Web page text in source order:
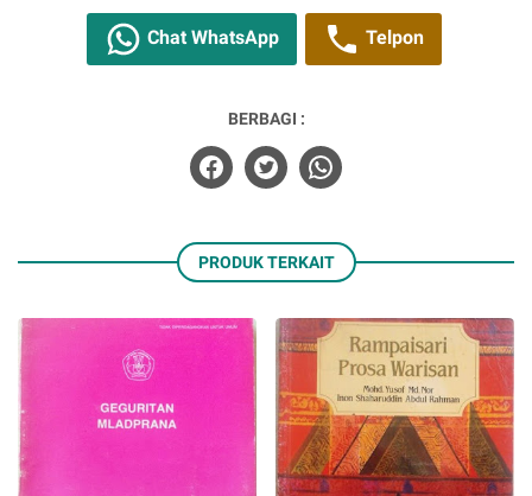
Chat WhatsApp Telpon
BERBAGI :
PRODUK TERKAIT